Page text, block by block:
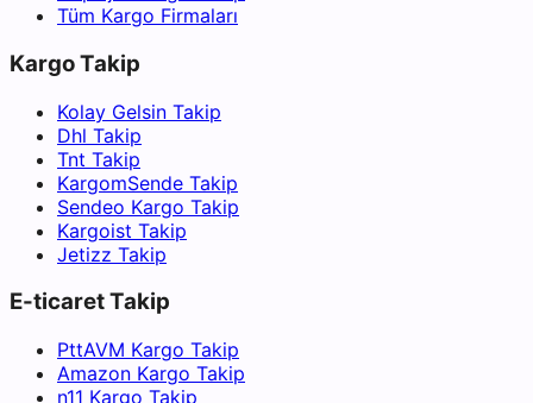
Tüm Kargo Firmaları
Kargo Takip
Kolay Gelsin Takip
Dhl Takip
Tnt Takip
KargomSende Takip
Sendeo Kargo Takip
Kargoist Takip
Jetizz Takip
E-ticaret Takip
PttAVM Kargo Takip
Amazon Kargo Takip
n11 Kargo Takip